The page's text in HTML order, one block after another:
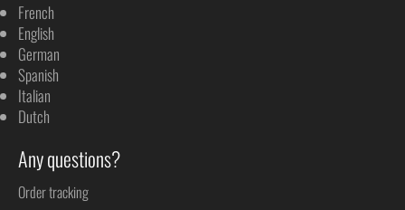
French
English
German
Spanish
Italian
Dutch
Any questions?
Order tracking